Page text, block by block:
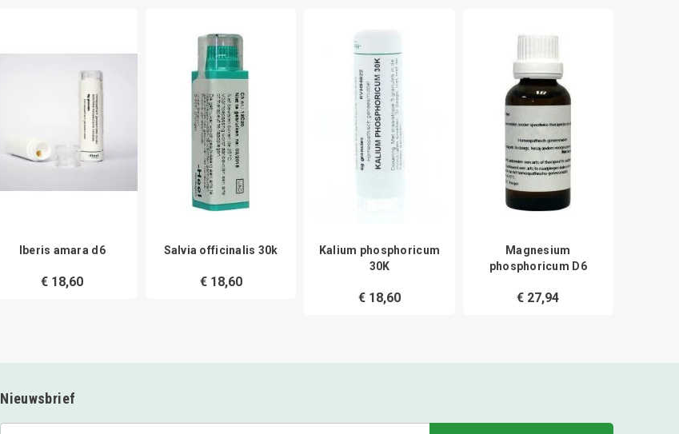
Iberis amara d6
€ 18,60
Salvia officinalis 30k
€ 18,60
Kalium phosphoricum
30K
€ 18,60
Magnesium
phosphoricum D6
€ 27,94
Nieuwsbrief